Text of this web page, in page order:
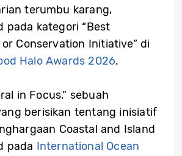
terumbu karang,
pada kategori “Best
Conservation Initiative” di
Halo Awards 2026.
in Focus,” sebuah
berisikan tentang inisiatif
Coastal and Island
pada International Ocean